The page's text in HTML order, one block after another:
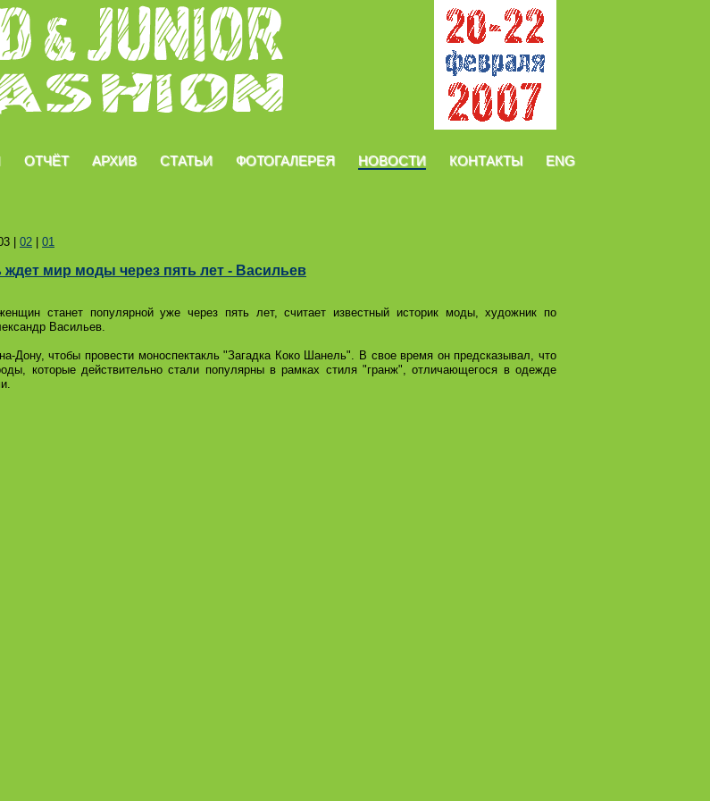
ОТЧЁТ АРХИВ СТАТЬИ ФОТОГАЛЕРЕЯ НОВОСТИ КОНТАКТЫ ENG
02 01
ждет мир моды через пять лет - Васильев
станет популярной уже через пять лет, считает известный историк моды, художник по
Васильев.
Дону, чтобы провести моноспектакль "Загадка Коко Шанель". В свое время он предсказывал, что
которые действительно стали популярны в рамках стиля "гранж", отличающегося в одежде